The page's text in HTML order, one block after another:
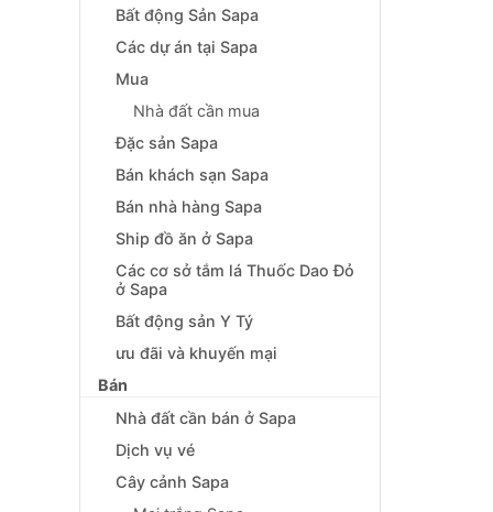
Bất động Sản Sapa
Các dự án tại Sapa
Mua
Nhà đất cần mua
Đặc sản Sapa
Bán khách sạn Sapa
Bán nhà hàng Sapa
Ship đồ ăn ở Sapa
Các cơ sở tắm lá Thuốc Dao Đỏ
ở Sapa
Bất động sản Y Tý
ưu đãi và khuyến mại
Bán
Nhà đất cần bán ở Sapa
Dịch vụ vé
Cây cảnh Sapa